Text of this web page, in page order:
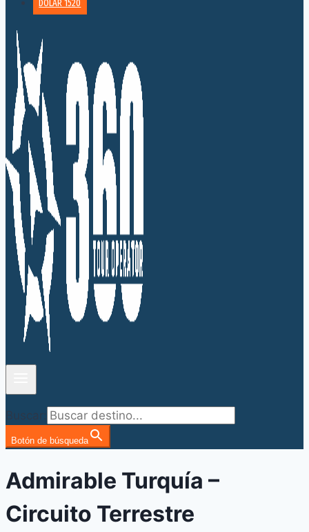
DOLAR 1520
Buscar:
Botón de búsqueda
Admirable Turquía –
Circuito Terrestre